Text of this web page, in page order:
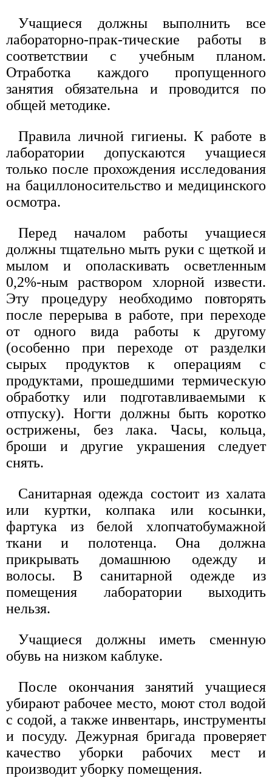
Учащиеся должны выполнить все
лабораторно-прак-тические работы в
соответствии с учебным планом.
Отработка каждого пропущенного
занятия обязательна и проводится по
общей методике.
Правила личной гигиены. К работе в
лаборатории допускаются учащиеся
только после прохождения исследования
на бациллоносительство и медицинского
осмотра.
Перед началом работы учащиеся
должны тщательно мыть руки с щеткой и
мылом и ополаскивать осветленным
0,2%-ным раствором хлорной извести.
Эту процедуру необходимо повторять
после перерыва в работе, при переходе
от одного вида работы к другому
(особенно при переходе от разделки
сырых продуктов к операциям с
продуктами, прошедшими термическую
обработку или подготавливаемыми к
отпуску). Ногти должны быть коротко
острижены, без лака. Часы, кольца,
броши и другие украшения следует
снять.
Санитарная одежда состоит из халата
или куртки, колпака или косынки,
фартука из белой хлопчатобумажной
ткани и полотенца. Она должна
прикрывать домашнюю одежду и
волосы. В санитарной одежде из
помещения лаборатории выходить
нельзя.
Учащиеся должны иметь сменную
обувь на низком каблуке.
После окончания занятий учащиеся
убирают рабочее место, моют стол водой
с содой, а также инвентарь, инструменты
и посуду. Дежурная бригада проверяет
качество уборки рабочих мест и
производит уборку помещения.